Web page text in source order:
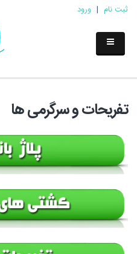
ثبت نام | ورود
تفریحات و سرگرمی ها